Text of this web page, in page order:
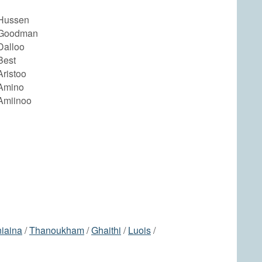
/Thanoukham/Ghaithi /Luois/